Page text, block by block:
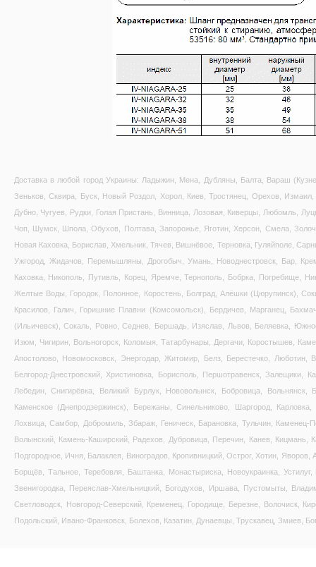
Доставка в любой город Украины: Ладыжин, Мена, Дубляны, Балта, Вараш
Зеньков, Сквира, Буск, Новый Роздол, Хорол, Киев, Тростянец, Орехов,
Дубно, Чугуев, Рудки, Голая Пристань, Винница, Лозовая, Киверцы, Любомль,
Чоп, Шумск, Шпола, Обухов, Полтава, Запорожье, Яготин, Херсон, Смела,
Новая Каховка, Борислав, Хмельник, Тячев, Вишнёвое, Терновка, Гуляйполе,
Ужгород, Жидачов, Перемышляны, Дрогобыч, Умань, Новоднестровск, Бар,
Каховка, Никополь, Путивль, Корец, Яремче, Тернополь, Бобрка, Погребище,
Желтые Воды, Городок, Полонное, Коростень, Болград, Алёшки (Цюрупинск),
Красилов, Галич, Горишние Плавни (Комсомольск), Бердичев, Марганец,
(Ильичевск), Сокаль, Ровно, Седнев, Бершадь, Изяслав, Львов, Беляевка,
Изюм, Чигирин, Вольногорск, Коломыя, Татарбунары, Дергачи, Коростышев,
Апостолово, Новомосковск, Энергодар, Житомир, Белз, Берестечко,
Белгород-Днестровский, Христиновка, Борисполь, Першотравенск, Залещики,
Лебедин, Снигирёвка, Великий Бурлук, Нововолынск, Бобровица,
Каменское (Днепродзержинск), Бережаны, Синельниково, Шаргород,
Лохвица, Самбор, Добромиль, Збараж, Геническ, Барановка, Тульчин,
Волынский, Камень-Каширский, Радехов, Дубровица, Перечин, Канев,
Подгородное, Ичня, Балаклея, Виноградов, Кропивницкий, Острог, Хотин,
Борщёв, Тальное, Теребовля, Баштанка, Монастыриска, Новоукраинка,
Звенигородка, Переяслав-Хмельницкий, Богодухов, Иршава, Пустомыты,
Светловодск, Новгород-Северский, Кременец, Городище, Березне, Волочиск,
Подольский, Ивано-Франковск, Болехов, Казатин, Дунаевцы, Трускавец, Змиев,